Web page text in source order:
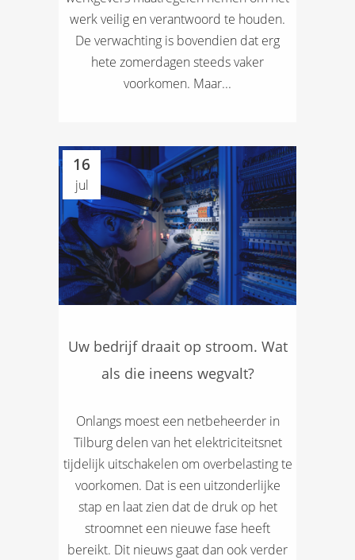
werk veilig en verantwoord te houden.
De verwachting is bovendien dat erg
hete zomerdagen steeds vaker
voorkomen. Maar...
16
jul
Uw bedrijf draait op stroom. Wat
als die ineens wegvalt?
Onlangs moest een netbeheerder in
Tilburg delen van het elektriciteitsnet
tijdelijk uitschakelen om overbelasting te
voorkomen. Dat is een uitzonderlijke
stap en laat zien dat de druk op het
stroomnet een nieuwe fase heeft
bereikt. Dit nieuws gaat dan ook verder